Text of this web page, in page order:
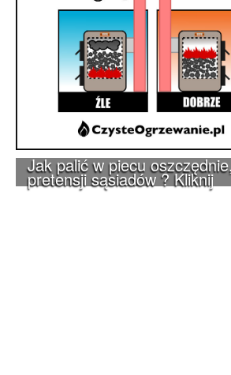
Jak palić w piecu
pretensji sąsiadów ? Kliknij